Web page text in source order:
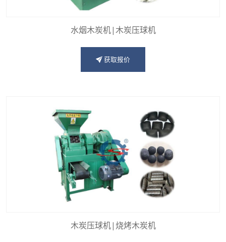
水烟木炭机|木炭压球机
获取报价
木炭压球机|烧烤木炭机